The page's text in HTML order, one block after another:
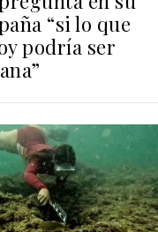
“si lo que
podría ser